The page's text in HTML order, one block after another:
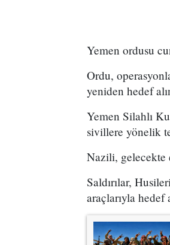
Yemen ordusu
Ordu,
yeniden hedef
Yemen Silahlı
sivillere yönelik
Nazili, gelecekte
Saldırılar,
araçlarıyla hedef